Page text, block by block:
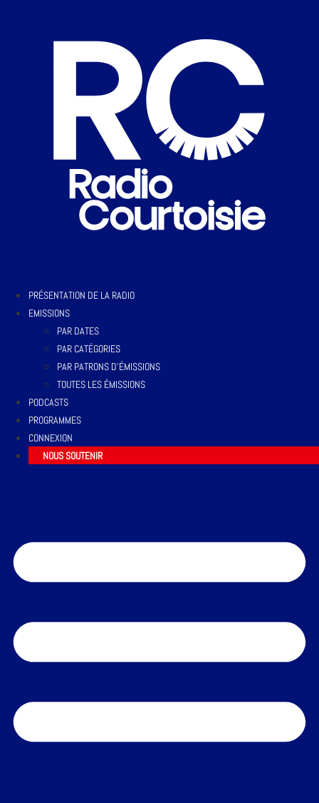
PRÉSENTATION DE LA RADIO
EMISSIONS
PAR DATES
PAR CATÉGORIES
PAR PATRONS D’ÉMISSIONS
TOUTES LES ÉMISSIONS
PODCASTS
PROGRAMMES
CONNEXION
NOUS SOUTENIR